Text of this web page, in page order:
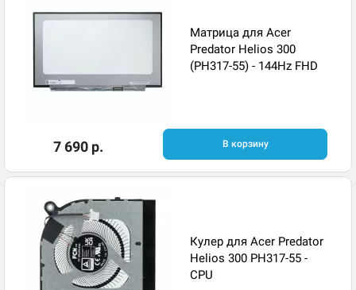
Матрица для Acer
Predator Helios 300
(PH317-55) - 144Hz FHD
7 690 р. В корзину
Кулер для Acer Predator
Helios 300 PH317-55 -
CPU